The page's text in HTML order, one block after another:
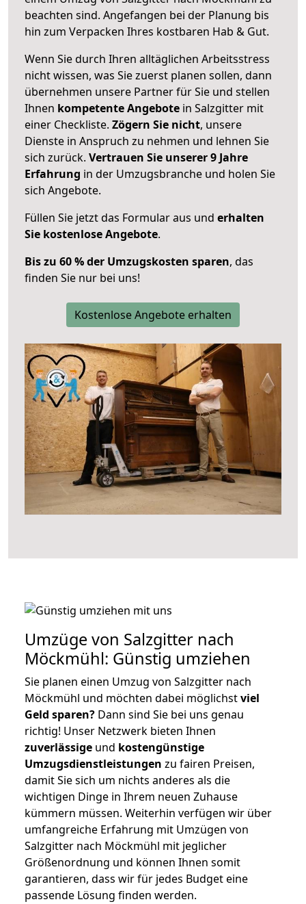
beachten sind. Angefangen bei der Planung bis
hin zum Verpacken Ihres kostbaren Hab & Gut.
Wenn Sie durch Ihren alltäglichen Arbeitsstress
nicht wissen, was Sie zuerst planen sollen, dann
übernehmen unsere Partner für Sie und stellen
Ihnen kompetente Angebote in Salzgitter mit
einer Checkliste. Zögern Sie nicht, unsere
Dienste in Anspruch zu nehmen und lehnen Sie
sich zurück. Vertrauen Sie unserer 9 Jahre
Erfahrung in der Umzugsbranche und holen Sie
sich Angebote.
Füllen Sie jetzt das Formular aus und erhalten
Sie kostenlose Angebote.
Bis zu 60 % der Umzugskosten sparen, das
finden Sie nur bei uns!
Kostenlose Angebote erhalten
Umzüge von Salzgitter nach
Möckmühl: Günstig umziehen
Sie planen einen Umzug von Salzgitter nach
Möckmühl und möchten dabei möglichstviel
Geld sparen? Dann sind Sie bei uns genau
richtig! Unser Netzwerk bieten Ihnen
zuverlässige und kostengünstige
Umzugsdienstleistungen zu fairen Preisen,
damit Sie sich um nichts anderes als die
wichtigen Dinge in Ihrem neuen Zuhause
kümmern müssen. Weiterhin verfügen wir über
umfangreiche Erfahrung mit Umzügen von
Salzgitter nach Möckmühl mit jeglicher
Größenordnung und können Ihnen somit
garantieren, dass wir für jedes Budget eine
passende Lösung finden werden.